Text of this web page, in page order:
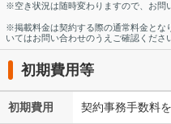
※空き状況は随時変わりますので、お問
※掲載料金は契約する際の通常料金とな
いてはお問い合わせのうえご確認くださ
初期費用等
初期費用 契約事務手数料